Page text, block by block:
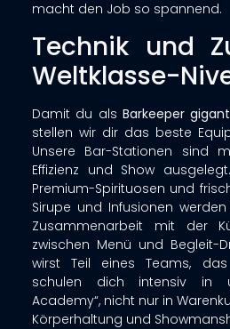
macht den Job so spannend.
Technik und
Weltklasse-
Damit du als Barkeeper
stellen wir dir das beste
Unsere Bar-Stationen sind
Effizienz und Show
Premium-Spirituosen und
Sirupe und Infusionen
Zusammenarbeit mit der
zwischen Menü und Begleit-
wirst Teil eines Teams,
schulen dich intensiv in
Academy“, nicht nur in
Körperhaltung und